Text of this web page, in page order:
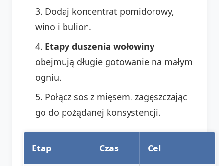
Dodaj koncentrat pomidorowy,
wino i bulion.
Etapy duszenia wołowiny
obejmują długie gotowanie na małym
ogniu.
Połącz sos z mięsem, zagęszczając
go do pożądanej konsystencji.
Etap Czas Cel